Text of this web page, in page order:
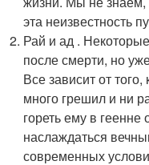
эта неизвестность
Рай и ад .
после смерти, но
Все зависит от
много грешил и ни
гореть ему в геенне
наслаждаться
современных